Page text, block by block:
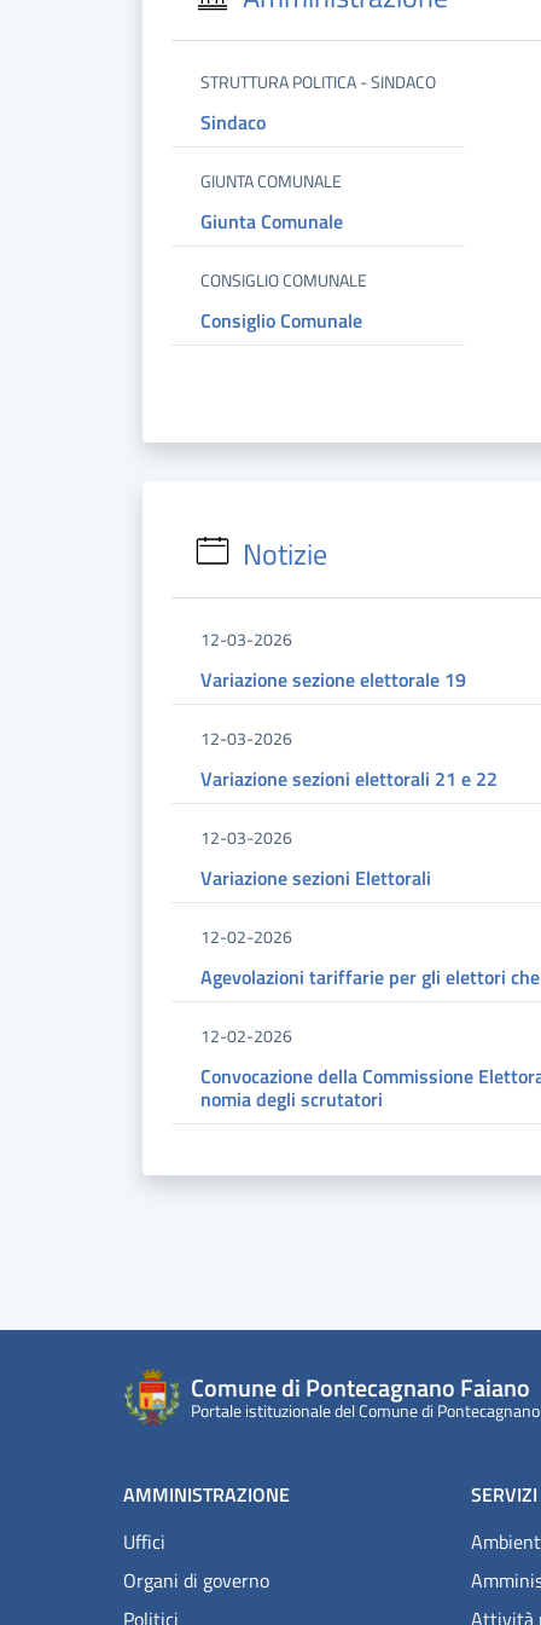
STRUTTURA POLITICA - SINDACO
Sindaco
GIUNTA COMUNALE
Giunta Comunale
CONSIGLIO COMUNALE
Consiglio Comunale
Notizie
12-03-2026
Variazione sezione elettorale 19
12-03-2026
Variazione sezioni elettorali 21 e 22
12-03-2026
Variazione sezioni Elettorali
12-02-2026
Agevolazioni tariffarie per gli elettori
12-02-2026
Convocazione della Commissione
nomia degli scrutatori
Comune di Pontecagnano Faiano
Portale istituzionale del Comune di
AMMINISTRAZIONE
Uffici
Organi di governo
Politici
SERVIZI
Attività